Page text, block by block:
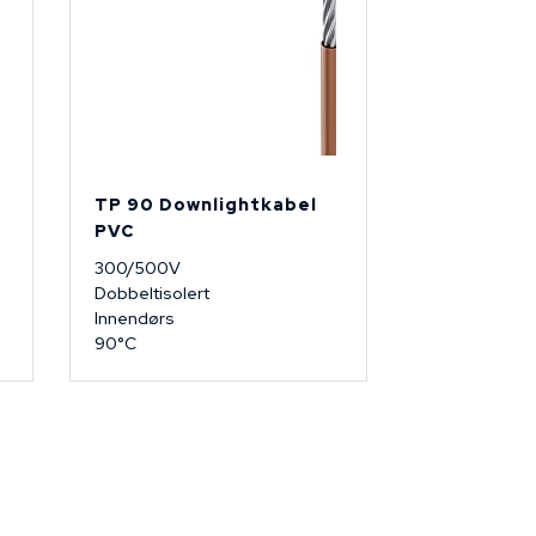
TP 90 Downlightkabel
PVC
300/500V
Dobbeltisolert
Innendørs
90°C